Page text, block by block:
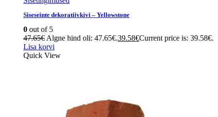
Siseseinte dekoratiivkivi – Yellowstone
0 out of 5
47.65€ Algne hind oli: 47.65€.39.58€Current price is: 39.58€.
Lisa korvi
Quick View